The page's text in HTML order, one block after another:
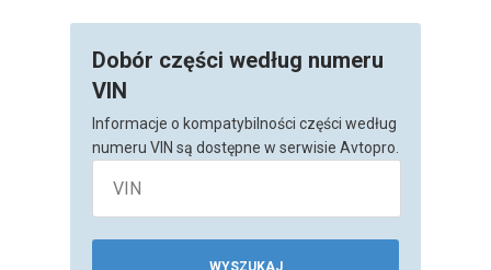
Dobór części według numeru
VIN
Informacje o kompatybilności części według
numeru VIN są dostępne w serwisie Avtopro.